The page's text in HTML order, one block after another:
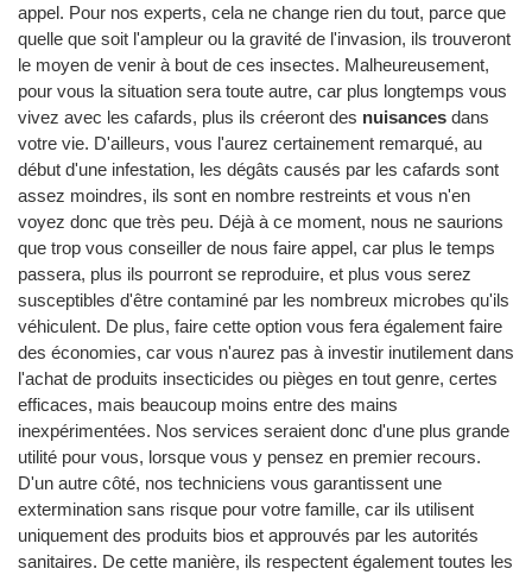
appel. Pour nos experts, cela ne change rien du tout, parce que
quelle que soit l'ampleur ou la gravité de l'invasion, ils trouveront
le moyen de venir à bout de ces insectes. Malheureusement,
pour vous la situation sera toute autre, car plus longtemps vous
vivez avec les cafards, plus ils créeront des nuisances dans
votre vie. D'ailleurs, vous l'aurez certainement remarqué, au
début d'une infestation, les dégâts causés par les cafards sont
assez moindres, ils sont en nombre restreints et vous n'en
voyez donc que très peu. Déjà à ce moment, nous ne saurions
que trop vous conseiller de nous faire appel, car plus le temps
passera, plus ils pourront se reproduire, et plus vous serez
susceptibles d'être contaminé par les nombreux microbes qu'ils
véhiculent. De plus, faire cette option vous fera également faire
des économies, car vous n'aurez pas à investir inutilement dans
l'achat de produits insecticides ou pièges en tout genre, certes
efficaces, mais beaucoup moins entre des mains
inexpérimentées. Nos services seraient donc d'une plus grande
utilité pour vous, lorsque vous y pensez en premier recours.
D'un autre côté, nos techniciens vous garantissent une
extermination sans risque pour votre famille, car ils utilisent
uniquement des produits bios et approuvés par les autorités
sanitaires. De cette manière, ils respectent également toutes les